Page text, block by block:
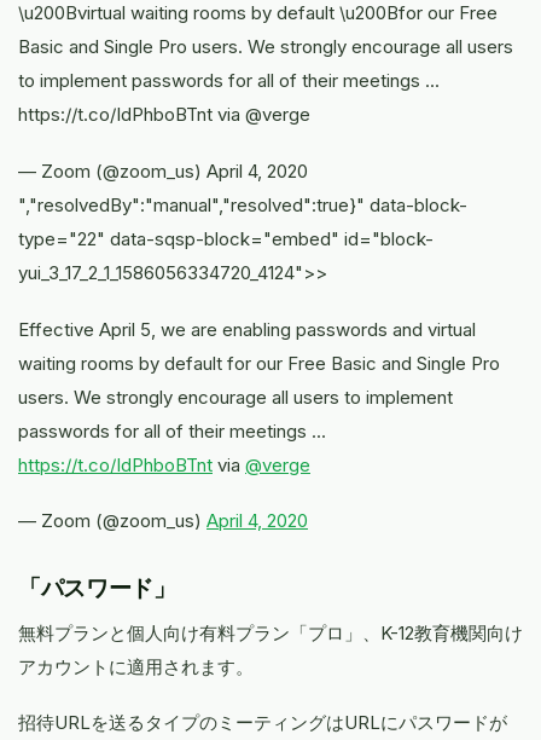
\u200Bvirtual waiting rooms by default \u200Bfor our Free
Basic and Single Pro users. We strongly encourage all users
to implement passwords for all of their meetings ...
https://t.co/IdPhboBTnt via @verge
— Zoom (@zoom_us) April 4, 2020
","resolvedBy":"manual","resolved":true}" data-block-
type="22" data-sqsp-block="embed" id="block-
yui_3_17_2_1_1586056334720_4124">>
Effective April 5, we are enabling passwords and ​virtual
waiting rooms by default ​for our Free Basic and Single Pro
users. We strongly encourage all users to implement
passwords for all of their meetings ...
https://t.co/IdPhboBTnt via @verge
— Zoom (@zoom_us) April 4, 2020
「パスワード」
無料プランと個人向け有料プラン「プロ」、K-12教育機関向け
アカウントに適用されます。
招待URLを送るタイプのミーティングはURLにパスワードが